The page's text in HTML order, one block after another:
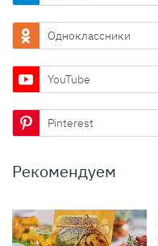
Одноклассники
YouTube
Pinterest
Рекомендуем